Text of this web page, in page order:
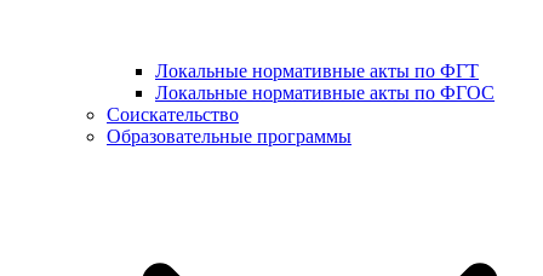
Локальные нормативные акты по ФГТ
Локальные нормативные акты по ФГОС
Соискательство
Образовательные программы